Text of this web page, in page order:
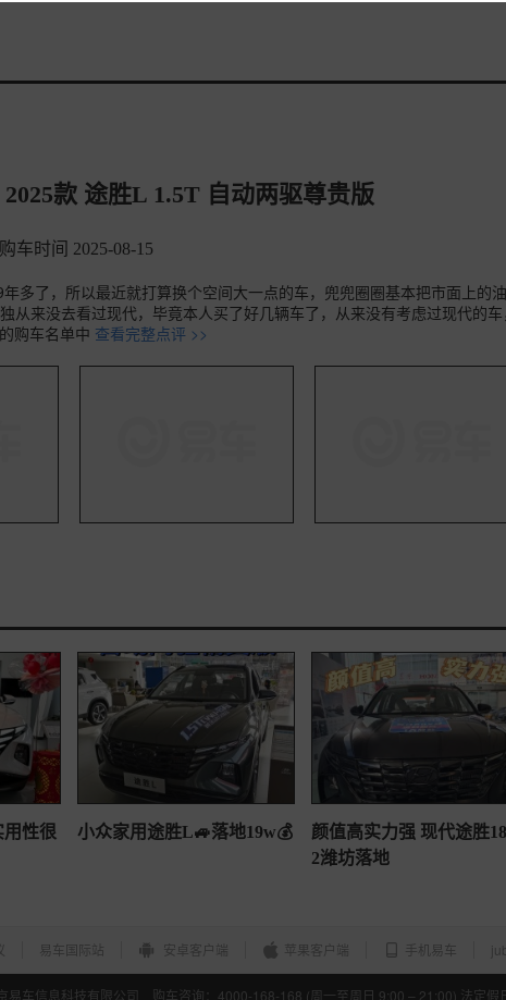
款 途胜L 1.5T 自动两驱尊贵版
购车时间 2025-08-15
多了，所以最近就打算换个空间大一点的车，兜兜圈圈基本把市面上的
从来没去看过现代，毕竟本人买了好几辆车了，从来没有考虑过现代的车
购车名单中 查看完整点评 >>
性很
小众家用途胜L🚙落地19w💰
颜值高实力强 现代途胜
2潍坊落地
易车国际站 安卓客户端 苹果客户端 手机易车
易车信息科技有限公司 购车咨询：4000-168-168 (周一至周日 9:00 – 21:00) 法定假